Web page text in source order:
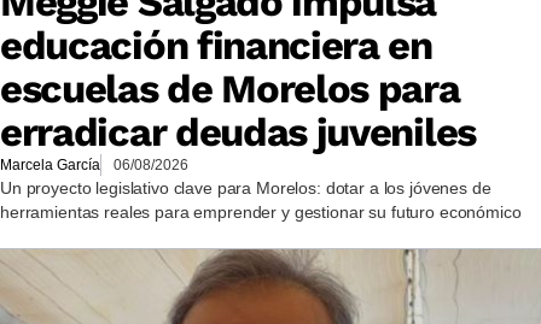
educación financiera en
escuelas de Morelos para
erradicar deudas juveniles
Marcela García 06/08/2026
Un proyecto legislativo clave para Morelos: dotar a los jóvenes de
herramientas reales para emprender y gestionar su futuro económico